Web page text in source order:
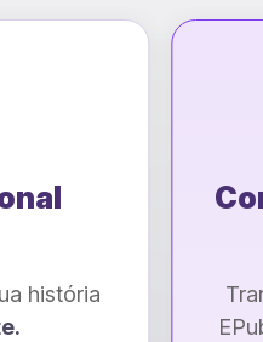
NOVO
EBOOK
de PDF para
novo público!